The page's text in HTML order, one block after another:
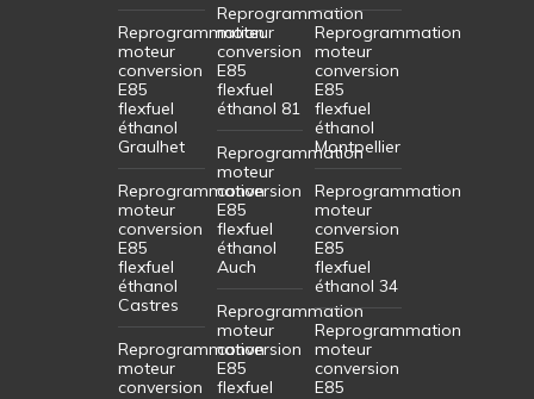
Reprogrammation
moteur
conversion
E85
flexfuel
éthanol
Graulhet
Reprogrammation
moteur
conversion
E85
flexfuel
éthanol
Castres
Reprogrammation
moteur
conversion
Reprogrammation
moteur
conversion
E85
flexfuel
éthanol 81
Reprogrammation
moteur
conversion
E85
flexfuel
éthanol
Auch
Reprogrammation
moteur
conversion
E85
flexfuel
Reprogrammation
moteur
conversion
E85
flexfuel
éthanol
Montpellier
Reprogrammation
moteur
conversion
E85
flexfuel
éthanol 34
Reprogrammation
moteur
conversion
E85